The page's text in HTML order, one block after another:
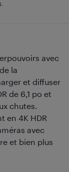
avec
la
et diffuser
de 6,1 po et
chutes.
en 4K HDR
avec
et bien plus